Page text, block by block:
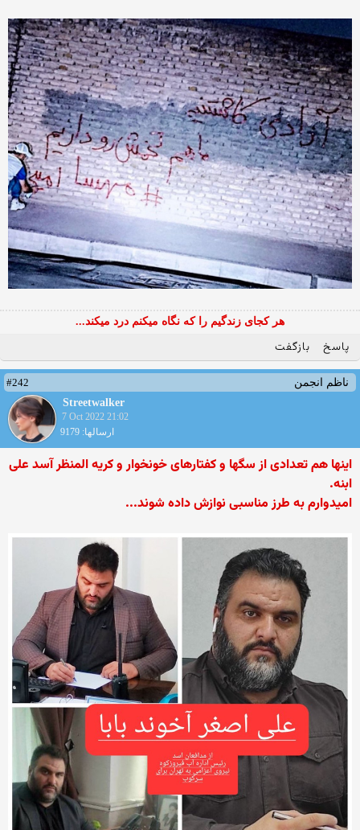
هر کجای زندگیم را که نگاه میکنم درد میکند...
پاسخ بازگفت
ناظم انجمن
#242
Streetwalker
7 Oct 2022 21:02
ارسالها: 9179
اینها هم تعدادی از سگها و کفتارهای خونخوار و کریه المنظر آسد علی
ابنه.
امیدوارم به طرز مناسبی نوازش داده شوند...